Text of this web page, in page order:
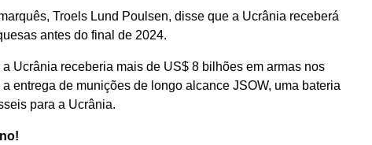
Troels Lund Poulsen, disse que a Ucrânia receberá
antes do final de 2024.
Ucrânia receberia mais de US$ 8 bilhões em armas nos
entrega de munições de longo alcance JSOW, uma bateria
para a Ucrânia.
!